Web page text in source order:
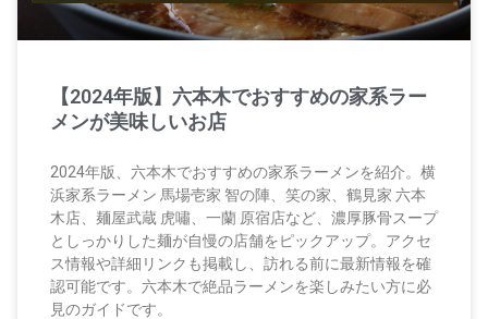
【2024年版】六本木でおすすめの家系ラー
メンが美味しいお店
2024年版、六本木でおすすめの家系ラーメンを紹介。横
浜家系ラーメン 馬場壱家 智の陣、笑の家、鶴見家 六本
木店、麺屋武蔵 虎嘯、一蘭 原宿店など、濃厚豚骨スープ
としっかりした麺が自慢の店舗をピックアップ。アクセ
ス情報や詳細リンクも掲載し、訪れる前に最新情報を確
認可能です。六本木で絶品ラーメンを楽しみたい方に必
見のガイドです。